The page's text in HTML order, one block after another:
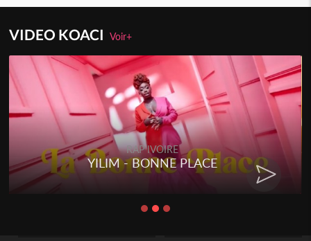
VIDEO KOACIVoir+
RAP IVOIRE
YILIM - BONNE PLACE